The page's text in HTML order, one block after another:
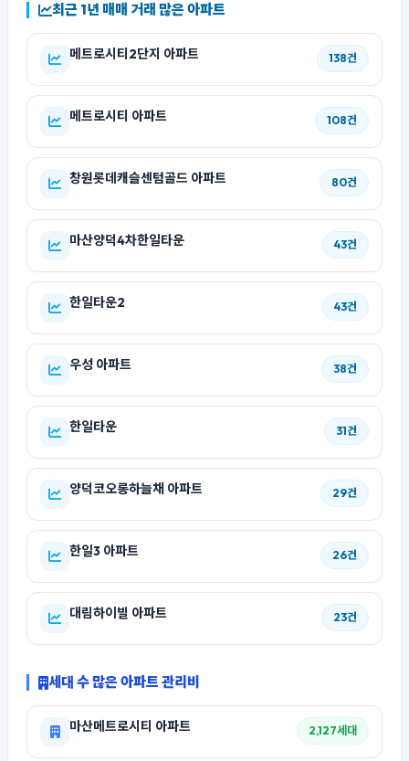
최근 1년 매매 거래 많은 아파트
메트로시티2단지 아파트 138건
메트로시티 아파트 108건
창원롯데캐슬센텀골드 아파트 80건
마산양덕4차한일타운 43건
한일타운2 43건
우성 아파트 38건
한일타운 31건
양덕코오롱하늘채 아파트 29건
한일3 아파트 26건
대림하이빌 아파트 23건
세대 수 많은 아파트 관리비
마산메트로시티 아파트 2,127세대